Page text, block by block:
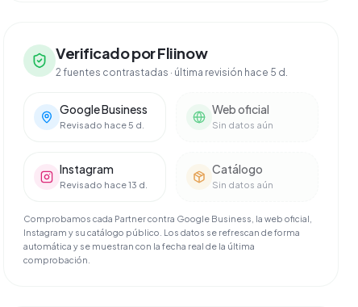
Verificado por Fliinow
2 fuentes contrastadas · última revisión hace 5 d.
Google Business
Revisado hace 5 d.
Web oficial
Sin datos aún
Instagram
Revisado hace 13 d.
Catálogo
Sin datos aún
Comprobamos cada Partner contra Google Business, la web oficial,
Instagram y su catálogo público. Los datos se refrescan de forma
automática y se muestran con la fecha real de la última
comprobación.